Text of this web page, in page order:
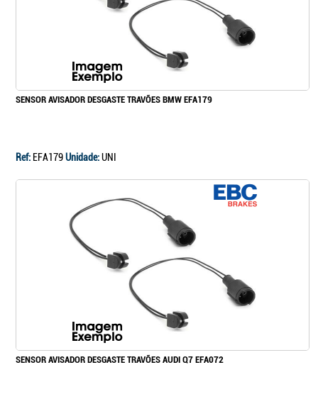
SENSOR AVISADOR DESGASTE TRAVÕES BMW EFA179
Ref: EFA179Unidade:UNI
SENSOR AVISADOR DESGASTE TRAVÕES AUDI Q7 EFA072